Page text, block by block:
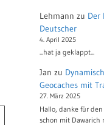
Lehmann zu Der
Deutscher
4. April 2025
...hat ja geklappt...
Jan zu
Geocaches mit
27. März 2025
Hallo, danke für
schon mit